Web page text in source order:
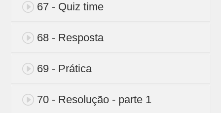
67 - Quiz time
68 - Resposta
69 - Prática
70 - Resolução - parte 1